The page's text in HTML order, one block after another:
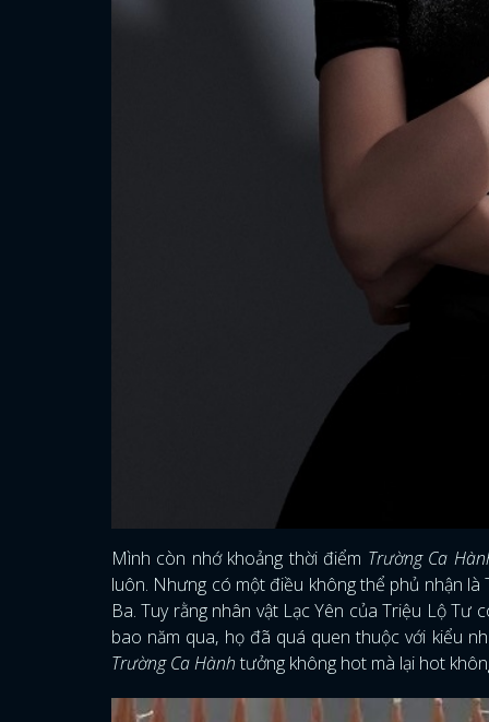
Mình còn nhớ khoảng thời điểm Trường Ca
luôn. Nhưng có một điều không thể phủ nhận
Ba. Tuy rằng nhân vật Lạc Yên của Triệu Lộ Tư
bao năm qua, họ đã quá quen thuộc với kiểu
Trường Ca Hành tưởng không hot mà lại hot